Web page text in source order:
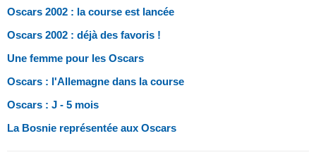
Oscars 2002 : la course est lancée
Oscars 2002 : déjà des favoris !
Une femme pour les Oscars
Oscars : l'Allemagne dans la course
Oscars : J - 5 mois
La Bosnie représentée aux Oscars